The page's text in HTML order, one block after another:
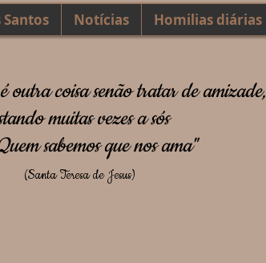
Santos Notícias Homilias diárias
outra coisa senão tratar de amizade,
muitas vezes a sós
sabemos que nos ama"
(Santa Teresa de Jesus)